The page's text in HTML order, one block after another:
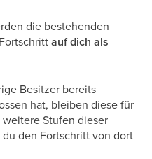
die bestehenden
auf dich als
Besitzer bereits
hat, bleiben diese für
Stufen dieser
den Fortschritt von dort